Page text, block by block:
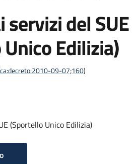
servizi del SUE
Edilizia)
09-07;160)
(Sportello Unico Edilizia)